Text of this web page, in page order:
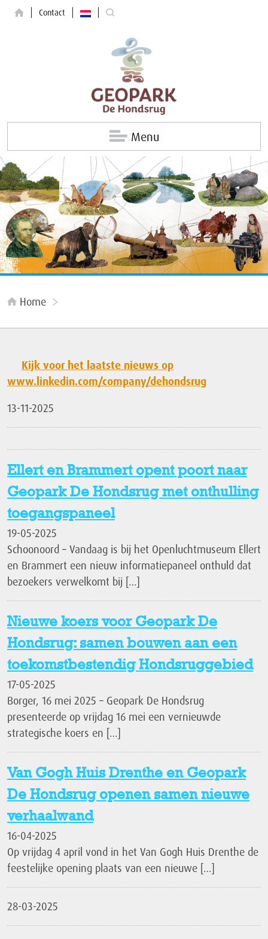
Contact
Menu
Home
Kijk voor het laatste nieuws op
www.linkedin.com/company/dehondsrug
13-11-2025
Ellert en Brammert opent poort naar
Geopark De Hondsrug met onthulling
toegangspaneel
19-05-2025
Schoonoord – Vandaag is bij het Openluchtmuseum Ellert
en Brammert een nieuw informatiepaneel onthuld dat
bezoekers verwelkomt bij […]
Nieuwe koers voor Geopark De
Hondsrug: samen bouwen aan een
toekomstbestendig Hondsruggebied
17-05-2025
Borger, 16 mei 2025 – Geopark De Hondsrug
presenteerde op vrijdag 16 mei een vernieuwde
strategische koers en […]
Van Gogh Huis Drenthe en Geopark
De Hondsrug openen samen nieuwe
verhaalwand
16-04-2025
Op vrijdag 4 april vond in het Van Gogh Huis Drenthe de
feestelijke opening plaats van een nieuwe […]
28-03-2025